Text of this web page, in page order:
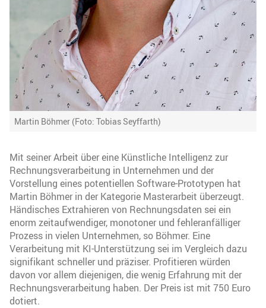
Martin Böhmer (Foto: Tobias Seyffarth)
Mit seiner Arbeit über eine Künstliche Intelligenz zur
Rechnungsverarbeitung in Unternehmen und der
Vorstellung eines potentiellen Software-Prototypen hat
Martin Böhmer in der Kategorie Masterarbeit überzeugt.
Händisches Extrahieren von Rechnungsdaten sei ein
enorm zeitaufwendiger, monotoner und fehleranfälliger
Prozess in vielen Unternehmen, so Böhmer. Eine
Verarbeitung mit KI-Unterstützung sei im Vergleich dazu
signifikant schneller und präziser. Profitieren würden
davon vor allem diejenigen, die wenig Erfahrung mit der
Rechnungsverarbeitung haben. Der Preis ist mit 750 Euro
dotiert.